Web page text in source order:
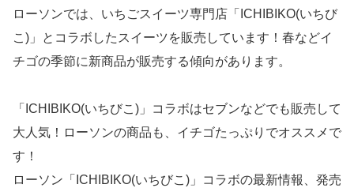
ローソンでは、いちごスイーツ専門店「ICHIBIKO(いちび
こ)」とコラボしたスイーツを販売しています！春などイ
チゴの季節に新商品が販売する傾向があります。
「ICHIBIKO(いちびこ)」コラボはセブンなどでも販売して
大人気！ローソンの商品も、イチゴたっぷりでオススメで
す！
ローソン「ICHIBIKO(いちびこ)」コラボの最新情報、発売